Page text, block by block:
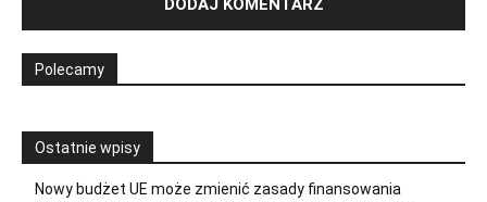
Polecamy
Ostatnie wpisy
Nowy budżet UE może zmienić zasady finansowania